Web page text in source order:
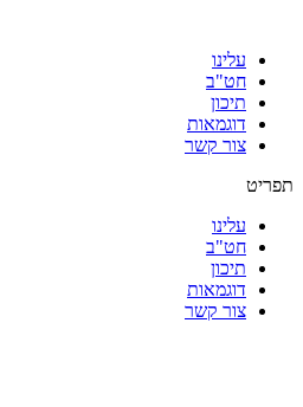
עלינו
חט"ב
תיכון
דוגמאות
צור קשר
תפריט
עלינו
חט"ב
תיכון
דוגמאות
צור קשר